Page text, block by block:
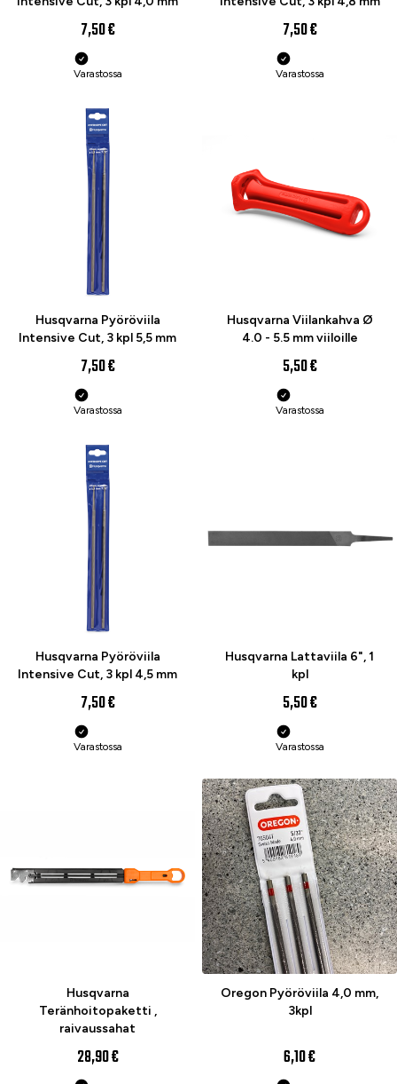
7,50 €
Varastossa
7,50 €
Varastossa
Husqvarna Pyöröviila
Intensive Cut, 3 kpl 5,5 mm
7,50 €
Varastossa
Husqvarna Viilankahva Ø
4.0 - 5.5 mm viiloille
5,50 €
Varastossa
Husqvarna Pyöröviila
Intensive Cut, 3 kpl 4,5 mm
7,50 €
Varastossa
Husqvarna Lattaviila 6", 1
kpl
5,50 €
Varastossa
Husqvarna
Teränhoitopaketti ,
raivaussahat
28,90 €
Oregon Pyöröviila 4,0 mm,
3kpl
6,10 €